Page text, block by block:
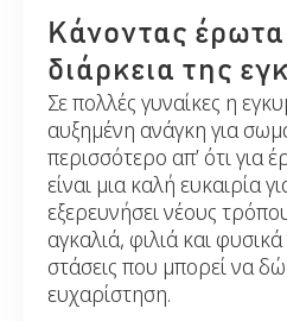
Κάνοντας
διάρκεια της
Σε πολλές γυναίκες η
αυξημένη ανάγκη για
περισσότερο απ’ ότι για
είναι μια καλή ευκαιρία
εξερευνήσει νέους
αγκαλιά, φιλιά και
στάσεις που μπορεί να
ευχαρίστηση.